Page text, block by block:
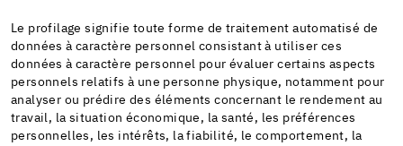
Le profilage signifie toute forme de traitement automatisé de
données à caractère personnel consistant à utiliser ces
données à caractère personnel pour évaluer certains aspects
personnels relatifs à une personne physique, notamment pour
analyser ou prédire des éléments concernant le rendement au
travail, la situation économique, la santé, les préférences
personnelles, les intérêts, la fiabilité, le comportement, la